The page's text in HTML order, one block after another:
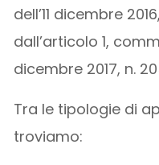
dell’11 dicembre
dall’articolo 1,
dicembre 2017, n.
Tra le tipologie di
troviamo: